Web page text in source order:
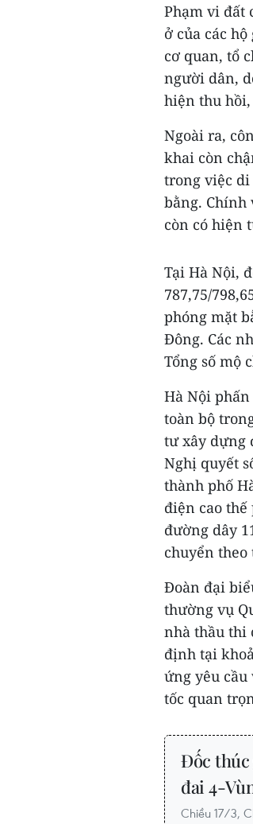
Phạm vi đất
ở của các
cơ quan, tổ
người dân,
hiện thu
Ngoài ra,
khai còn
trong việc
bằng. Chính
còn có hiện
Tại Hà Nội,
787,75/
phóng mặt
Đông. Các
Tổng số mộ
Hà Nội
toàn bộ
tư xây dựng
Nghị quyết
thành phố
điện cao
đường dây
chuyển theo
Đoàn đại
thường vụ
nhà thầu thi
định tại
ứng yêu
tốc quan
Đốc thúc
đai 4-
Chiều 17/3,